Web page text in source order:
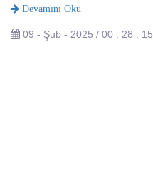
Devamını Oku
09 - Şub - 2025 / 00 : 28 : 15